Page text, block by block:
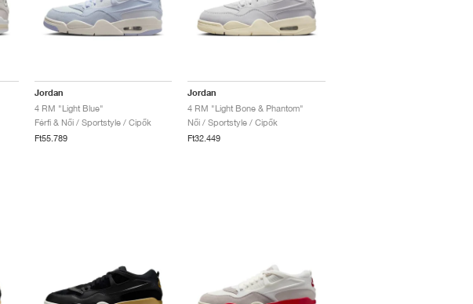
Jordan
4 RM "Light Blue"
Férfi & Női / Sportstyle / Cipők
Ft55.789
Jordan
4 RM "Light Bone & Phantom"
Női / Sportstyle / Cipők
Ft32.449